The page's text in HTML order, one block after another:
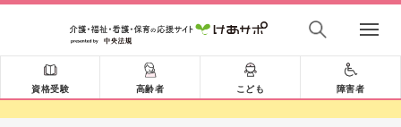
資格受験 高齢者 こども 障害者